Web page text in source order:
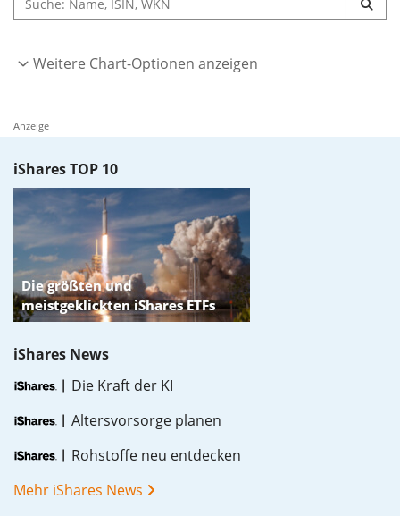
Weitere Chart-Optionen anzeigen
Anzeige
iShares TOP 10
iShares News
Die Kraft der KI
Altersvorsorge planen
Rohstoffe neu entdecken
Mehr iShares News